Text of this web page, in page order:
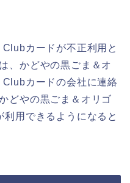
カードが不正利用と
、かどやの黒ごま＆オ
カードの会社に連絡
どやの黒ごま＆オリゴ
用できるようになると